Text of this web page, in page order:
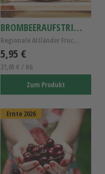
BROMBEERAUFSTRICH, ALTLÄNDER BROMBEER-AUFSTRICH
Regionale Altländer Fruchtaufstrich- Vegan, Gluten...
5,95 €
27,05 € / KG
Zum Produkt
Ernte 2026